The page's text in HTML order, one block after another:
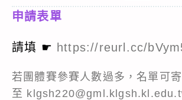
申請表單
請填 ☛ https://reurl.cc/
若團體賽參賽人數過多，名單可寄
至